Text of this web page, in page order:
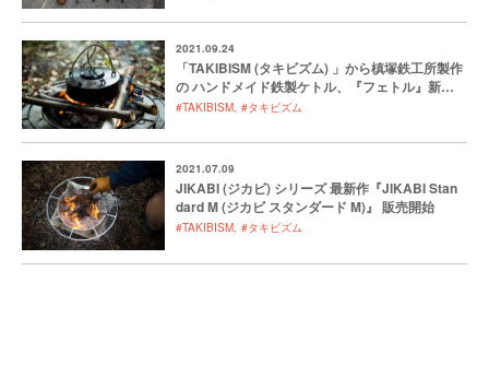
2021.09.24
「TAKIBISM (タキビズム) 」から槙塚鉄工所製作
の ハンドメイド鉄製ケトル、『フェトル』新登
場
#TAKIBISM #タキビズム
2021.07.09
JIKABI (ジカビ) シリーズ 最新作『JIKABI Stan
dard M (ジカビ スタンダード M)』 販売開始
#TAKIBISM #タキビズム